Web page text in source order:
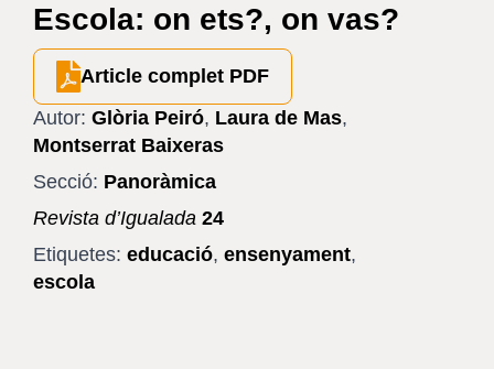
Escola: on ets?, on vas?
Article complet PDF
Autor: Glòria Peiró, Laura de Mas,
Montserrat Baixeras
Secció: Panoràmica
Revista d’Igualada 24
Etiquetes: educació, ensenyament,
escola